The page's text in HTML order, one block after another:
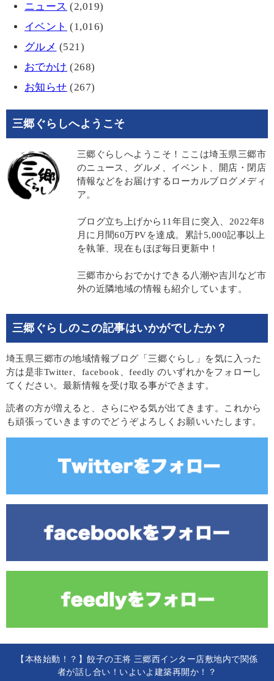
ニュース (2,019)
イベント (1,016)
グルメ (521)
おでかけ (268)
お知らせ (267)
三郷ぐらしへようこそ
三郷ぐらしへようこそ！ここは埼玉県三郷市
のニュース、グルメ、イベント、開店・閉店
情報などをお届けするローカルブログメディ
ア。
ブログ立ち上げから11年目に突入、2022年8
月に月間60万PVを達成。累計5,000記事以上
を執筆、現在もほぼ毎日更新中！
三郷市からおでかけできる八潮や吉川など市
外の近隣地域の情報も紹介しています。
三郷ぐらしのこの記事はいかがでしたか？
埼玉県三郷市の地域情報ブログ「三郷ぐらし」を気に入った
方は是非Twitter、facebook、feedly のいずれかをフォローし
てください。最新情報を受け取る事ができます。
読者の方が増えると、さらにやる気が出てきます。これから
も頑張っていきますのでどうぞよろしくお願いいたします。
【本格始動！？】餃子の王将 三郷西インター店敷地内で関係
者が話し合い！いよいよ建築再開か！？